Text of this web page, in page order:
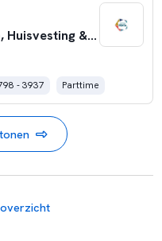
Admin Medewerker Financiën, Huisvesting & Facilitair
- 3937 Parttime